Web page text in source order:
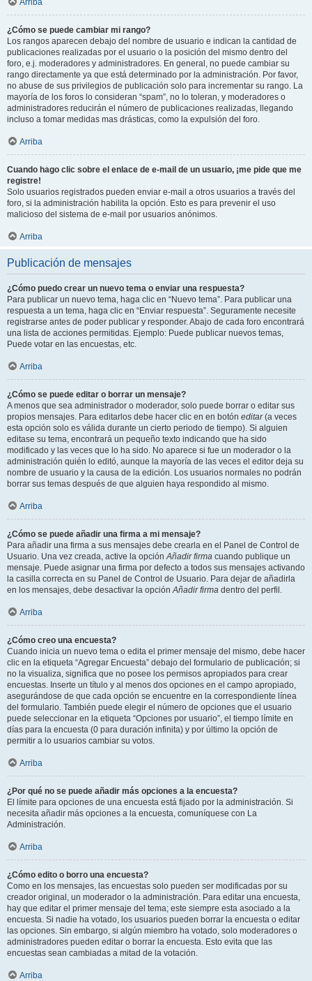
Arriba
¿Cómo se puede cambiar mi rango?
Los rangos aparecen debajo del nombre de usuario e indican la cantidad de
publicaciones realizadas por el usuario o la posición del mismo dentro del
foro, e.j. moderadores y administradores. En general, no puede cambiar su
rango directamente ya que está determinado por la administración. Por favor,
no abuse de sus privilegios de publicación solo para incrementar su rango. La
mayoría de los foros lo consideran “spam”, no lo toleran, y moderadores o
administradores reducirán el número de publicaciones realizadas, llegando
incluso a tomar medidas mas drásticas, como la expulsión del foro.
Arriba
Cuando hago clic sobre el enlace de e-mail de un usuario, ¡me pide que me
registre!
Solo usuarios registrados pueden enviar e-mail a otros usuarios a través del
foro, si la administración habilita la opción. Esto es para prevenir el uso
malicioso del sistema de e-mail por usuarios anónimos.
Arriba
Publicación de mensajes
¿Cómo puedo crear un nuevo tema o enviar una respuesta?
Para publicar un nuevo tema, haga clic en “Nuevo tema”. Para publicar una
respuesta a un tema, haga clic en “Enviar respuesta”. Seguramente necesite
registrarse antes de poder publicar y responder. Abajo de cada foro encontrará
una lista de acciones permitidas. Ejemplo: Puede publicar nuevos temas,
Puede votar en las encuestas, etc.
Arriba
¿Cómo se puede editar o borrar un mensaje?
A menos que sea administrador o moderador, solo puede borrar o editar sus
propios mensajes. Para editarlos debe hacer clic en en botón editar(a veces
esta opción solo es válida durante un cierto periodo de tiempo). Si alguien
editase su tema, encontrará un pequeño texto indicando que ha sido
modificado y las veces que lo ha sido. No aparece si fue un moderador o la
administración quién lo editó, aunque la mayoría de las veces el editor deja su
nombre de usuario y la causa de la edición. Los usuarios normales no podrán
borrar sus temas después de que alguien haya respondido al mismo.
Arriba
¿Cómo se puede añadir una firma a mi mensaje?
Para añadir una firma a sus mensajes debe crearla en el Panel de Control de
Usuario. Una vez creada, active la opciónAñadir firma cuando publique un
mensaje. Puede asignar una firma por defecto a todos sus mensajes activando
la casilla correcta en su Panel de Control de Usuario. Para dejar de añadirla
en los mensajes, debe desactivar la opciónAñadir firma dentro del perfil.
Arriba
¿Cómo creo una encuesta?
Cuando inicia un nuevo tema o edita el primer mensaje del mismo, debe hacer
clic en la etiqueta “Agregar Encuesta” debajo del formulario de publicación; si
no la visualiza, significa que no posee los permisos apropiados para crear
encuestas. Inserte un título y al menos dos opciones en el campo apropiado,
asegurándose de que cada opción se encuentre en la correspondiente línea
del formulario. También puede elegir el número de opciones que el usuario
puede seleccionar en la etiqueta “Opciones por usuario”, el tiempo límite en
días para la encuesta (0 para duración infinita) y por último la opción de
permitir a lo usuarios cambiar su votos.
Arriba
¿Por qué no se puede añadir más opciones a la encuesta?
El límite para opciones de una encuesta está fijado por la administración. Si
necesita añadir más opciones a la encuesta, comuníquese con La
Administración.
Arriba
¿Cómo edito o borro una encuesta?
Como en los mensajes, las encuestas solo pueden ser modificadas por su
creador original, un moderador o la administración. Para editar una encuesta,
hay que editar el primer mensaje del tema; este siempre esta asociado a la
encuesta. Si nadie ha votado, los usuarios pueden borrar la encuesta o editar
las opciones. Sin embargo, si algún miembro ha votado, solo moderadores o
administradores pueden editar o borrar la encuesta. Esto evita que las
encuestas sean cambiadas a mitad de la votación.
Arriba